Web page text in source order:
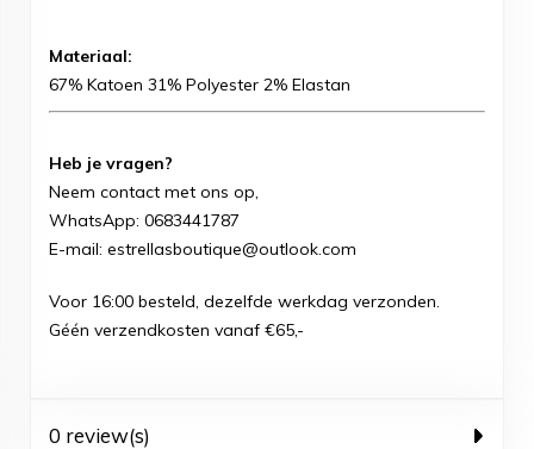
Materiaal:
67% Katoen 31% Polyester 2% Elastan
Heb je vragen?
Neem contact met ons op,
WhatsApp: 0683441787
E-mail: estrellasboutique@outlook.com
Voor 16:00 besteld, dezelfde werkdag verzonden.
Géén verzendkosten vanaf €65,-
0 review(s)